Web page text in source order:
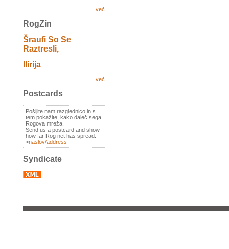
več
RogZin
Šraufi So Se
Raztresli,
Ilirija
več
Postcards
Pošljite nam razglednico in s
tem pokažite, kako daleč sega
Rogova mreža.
Send us a postcard and show
how far Rog net has spread.
>naslov/address
Syndicate